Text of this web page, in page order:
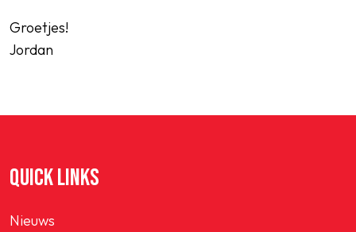
Groetjes!
Jordan
QUICK LINKS
Nieuws